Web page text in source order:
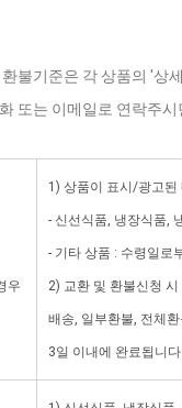
불기준은 각 상품의 '상
또는 이메일로 연락주
우
1) 상품이 표시/광고된
- 신선식품, 냉장식품,
- 기타 상품 : 수령일로
2) 교환 및 환불신청
배송, 일부환불, 전체
3일 이내에 완료됩니